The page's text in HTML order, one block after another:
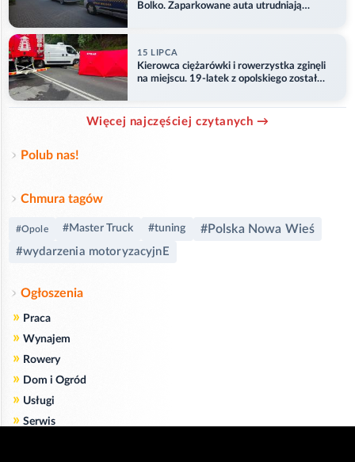
Bolko. Zaparkowane auta utrudniają
15 LIPCA
Kierowca ciężarówki i rowerzystka zginęli
na miejscu. 19-latek z opolskiego został
Więcej najczęściej czytanych →
Polub nas!
Chmura tagów
#Opole #Master Truck #tuning #Polska Nowa Wieś
#wydarzenia motoryzacyjnE
Ogłoszenia
» Praca
» Wynajem
» Rowery
» Dom i Ogród
» Usługi
» Serwis